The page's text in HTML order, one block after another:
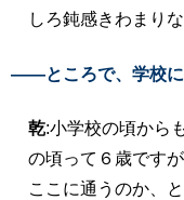
しろ鈍感きわまり
――ところで、学校に
乾:小学校の頃から
の頃って６歳です
ここに通うのか、